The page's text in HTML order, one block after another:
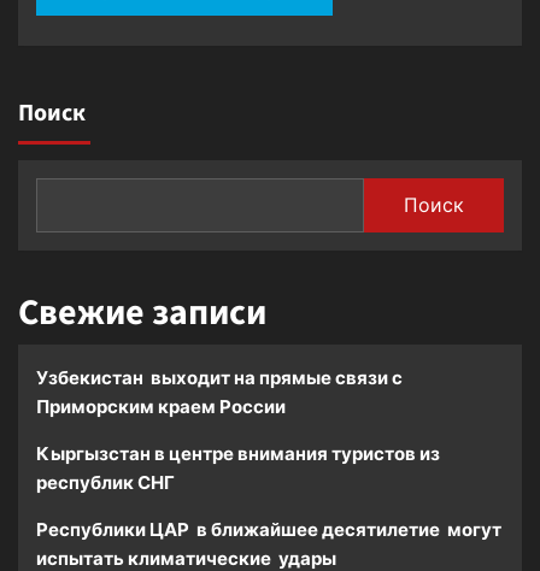
Поиск
Поиск
Свежие записи
Узбекистан выходит на прямые связи с
Приморским краем России
Кыргызстан в центре внимания туристов из
республик СНГ
Республики ЦАР в ближайшее десятилетие могут
испытать климатические удары